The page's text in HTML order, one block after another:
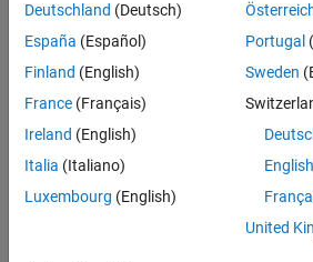
können
die
Suchkriterien
weiter
fassen
oder
alle
Stellenangebote
anzeigen .
Deutschland (Deutsch)
España (Español)
Finland (English)
France (Français)
Ireland (English)
Italia (Italiano)
Luxembourg (English)
Portugal
Sweden
English
United